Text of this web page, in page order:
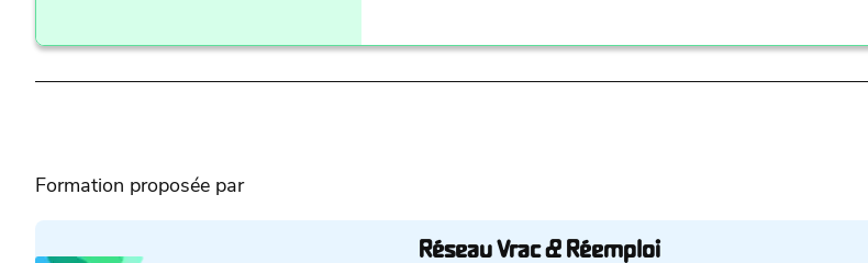
Formation proposée par
Réseau Vrac & Réemploi